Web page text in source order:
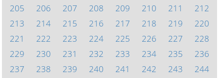
205
206 207 208 209 210 211
212
213
214 215 216 217 218 219
220
221
222 223 224 225 226 227
228
229
230 231 232 233 234 235
236
237
238 239 240 241 242 243
244